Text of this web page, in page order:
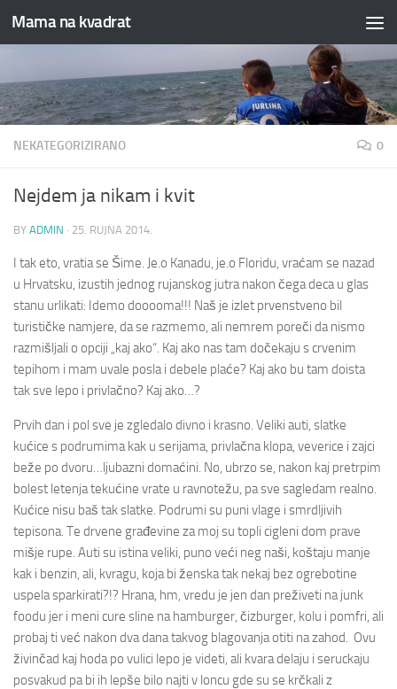
Skip to content
Mama na kvadrat
NEKATEGORIZIRANO 0
Nejdem ja nikam i kvit
BY ADMIN · 25. RUJNA 2014.
I tak eto, vratia se Šime. Je.o Kanadu, je.o Floridu, vraćam se nazad
u Hrvatsku, izustih jednog rujanskog jutra nakon čega deca u glas
stanu urlikati: Idemo dooooma!!! Naš je izlet prvenstveno bil
turističke namjere, da se razmemo, ali nemrem poreči da nismo
razmišljali o opciji „kaj ako“. Kaj ako nas tam dočekaju s crvenim
tepihom i mam uvale posla i debele plaće? Kaj ako bu tam doista
tak sve lepo i privlačno? Kaj ako…?
Prvih dan i pol sve je zgledalo divno i krasno. Veliki auti, slatke
kućice s podrumima kak u serijama, privlačna klopa, veverice i zajci
beže po dvoru…ljubazni domaćini. No, ubrzo se, nakon kaj pretrpim
bolest letenja tekućine vrate u ravnotežu, pa sve sagledam realno.
Kućice nisu baš tak slatke. Podrumi su puni vlage i smrdljivih
tepisona. Te drvene građevine za moj su topli cigleni dom prave
mišje rupe. Auti su istina veliki, puno veći neg naši, koštaju manje
kak i benzin, ali, kvragu, koja bi ženska tak nekaj bez ogrebotine
uspela sparkirati?!? Hrana, hm, vredu je jen dan preživeti na junk
foodu jer i meni cure sline na hamburger, čizburger, kolu i pomfri, ali
probaj ti već nakon dva dana takvog blagovanja otiti na zahod. Ovu
živinčad kaj hoda po vulici lepo je videti, ali kvara delaju i seruckaju
posvakud pa bi ih lepše bilo najti v loncu gde su se krčkali z